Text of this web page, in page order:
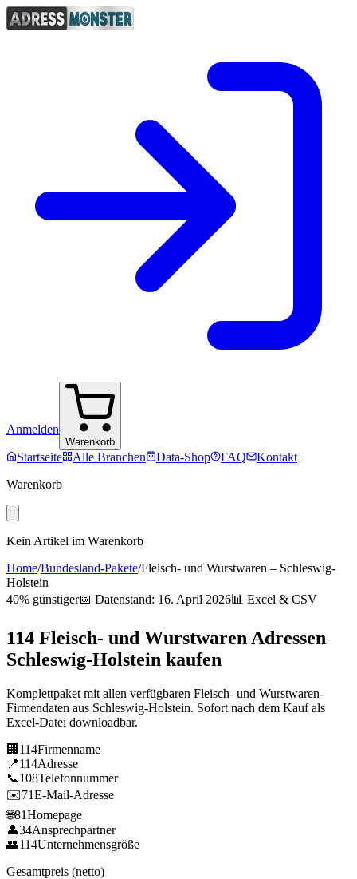
Anmelden
Warenkorb
Startseite Alle Branchen Data-Shop FAQ
Kontakt
Warenkorb
Kein Artikel im Warenkorb
Home/Bundesland-Pakete/Fleisch- und Wurstwaren – Schleswig-
Holstein
40% günstiger📅 Datenstand: 16. April 2026📊 Excel & CSV
114 Fleisch- und Wurstwaren Adressen
Schleswig-Holstein kaufen
Komplettpaket mit allen verfügbaren Fleisch- und Wurstwaren-
Firmendaten aus Schleswig-Holstein. Sofort nach dem Kauf als
Excel-Datei downloadbar.
🏢 114Firmenname
📍114Adresse
📞108Telefonnummer
✉️71E-Mail-Adresse
🌐81Homepage
👤34Ansprechpartner
👥114Unternehmensgröße
Gesamtpreis (netto)